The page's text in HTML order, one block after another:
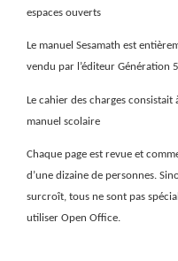
espaces ouverts
Le manuel Sesamath est
vendu par l’éditeur Génération
Le cahier des charges
manuel scolaire
Chaque page est revue et
d’une dizaine de personnes.
surcroît, tous ne sont pas
utiliser Open Office.